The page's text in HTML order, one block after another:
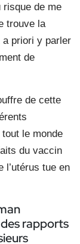
risque de me
trouve la
a priori y parler
de
de cette
le monde
du vaccin
l’utérus tue en
rapports